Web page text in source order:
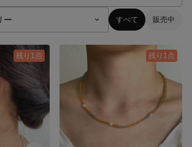
すべて 販売中
残り1点 残り1点